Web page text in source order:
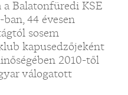
Balatonfüredi KSE
44 évesen
sosem
kapusedzőjeként
2010-től
válogatott